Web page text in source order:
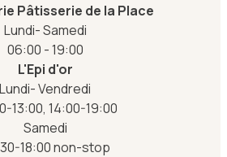
Pâtisserie de la Place
Lundi- Samedi
06:00 - 19:00
L'Epi d'or
Lundi- Vendredi
13:00, 14:00-19:00
Samedi
18:00 non-stop